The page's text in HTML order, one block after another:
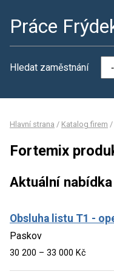
Práce
Hledat zaměstnání
Hlavní strana / Katalog firem /
Fortemix
Aktuální
Obsluha listu T1 -
Paskov
30 200 – 33 000 Kč